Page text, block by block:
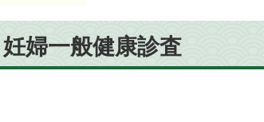
妊婦一般健康診査